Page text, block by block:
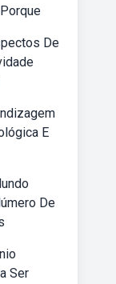
De
E
De
Ser